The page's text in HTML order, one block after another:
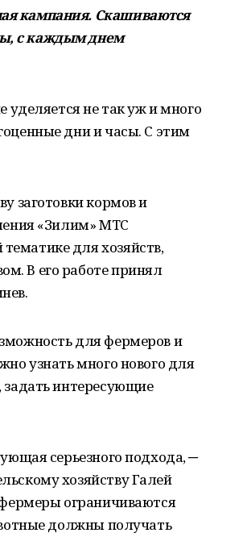
кампания. Скашиваются
с каждым днем
уделяется не так уж и много
дни и часы. С этим
заготовки кормов и
«Зилим» МТС
для хозяйств,
В его работе принял
для фермеров и
узнать много нового для
задать интересующие
серьезного подхода, ─
хозяйству Галей
ограничиваются
должны получать